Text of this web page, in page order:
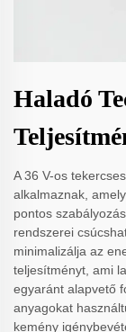
Haladó
A 36 V-os
alkalmaznak,
pontos
rendszerei
minimalizálja az
teljesítményt, ami
egyaránt alapvető
anyagokat
kemény